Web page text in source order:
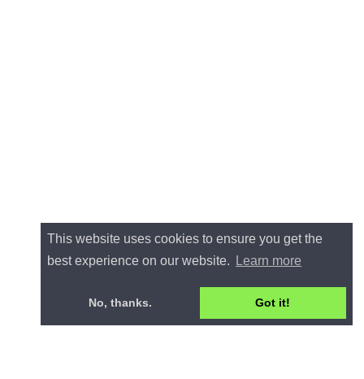
This website uses cookies to ensure you get the
best experience on our website.
Learn more
No, thanks. Got it!